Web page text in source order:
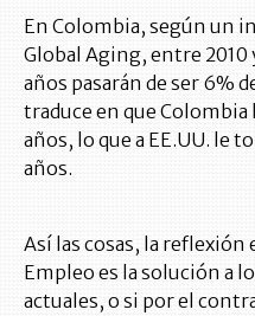
En Colombia, según un
Global Aging, entre 2010
años pasarán de ser 6%
traduce en que
años, lo que a EE.UU. le
años.
Así las cosas, la reflexión
Empleo es la solución a
actuales, o si por el